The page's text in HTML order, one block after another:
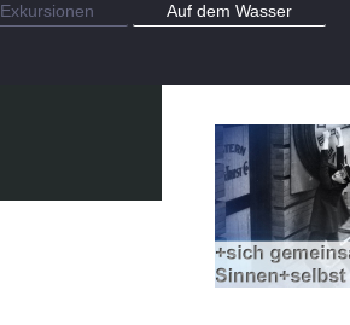
Exkursionen Auf dem Wasser